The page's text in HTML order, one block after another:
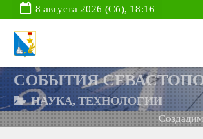
8 августа 2026 (Сб), 18:16
СОБЫТИЯ
НАУКА, ТЕХНОЛОГИИ
Создадим